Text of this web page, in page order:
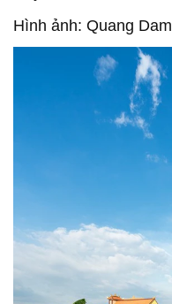
Hình ảnh: Quang Dam